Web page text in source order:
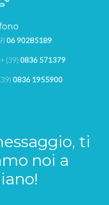
06 90285189
(39) 0836 571379
0836 1955900
ti
noi a